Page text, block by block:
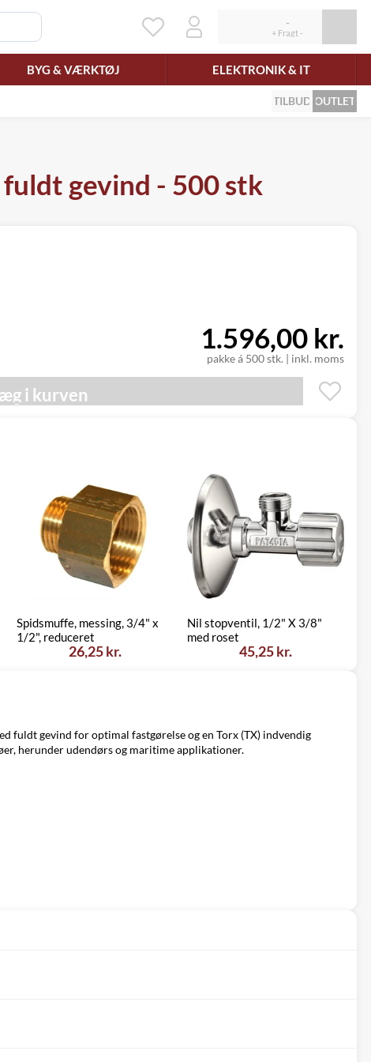
BYG & VÆRKTØJ ELEKTRONIK & IT
TILBUD OUTLET
gevind - 500 stk
pakke á 500 stk. | inkl. moms
1.596,00 kr.
i kurven
Spidsmuffe, messing, 3/4" x
1/2", reduceret
26,25 kr.
Nil stopventil, 1/2" X 3/8"
med roset
45,25 kr.
fuldt gevind for optimal fastgørelse og en Torx (TX) indvendig
herunder udendørs og maritime applikationer.